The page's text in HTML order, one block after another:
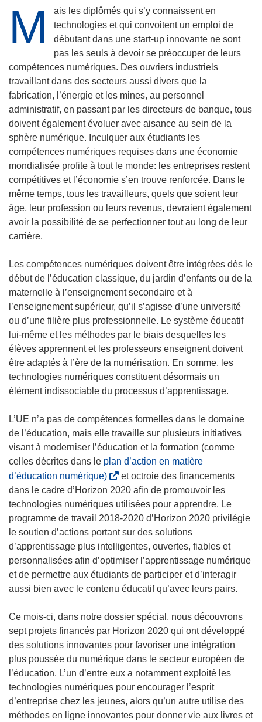
M
ais les diplômés qui s’y connaissent en
technologies et qui convoitent un emploi de
débutant dans une start-up innovante ne sont
pas les seuls à devoir se préoccuper de leurs
compétences numériques. Des ouvriers industriels
travaillant dans des secteurs aussi divers que la
fabrication, l’énergie et les mines, au personnel
administratif, en passant par les directeurs de banque, tous
doivent également évoluer avec aisance au sein de la
sphère numérique. Inculquer aux étudiants les
compétences numériques requises dans une économie
mondialisée profite à tout le monde: les entreprises restent
compétitives et l’économie s’en trouve renforcée. Dans le
même temps, tous les travailleurs, quels que soient leur
âge, leur profession ou leurs revenus, devraient également
avoir la possibilité de se perfectionner tout au long de leur
carrière.
Les compétences numériques doivent être intégrées dès le
début de l’éducation classique, du jardin d’enfants ou de la
maternelle à l’enseignement secondaire et à
l’enseignement supérieur, qu’il s’agisse d’une université
ou d’une filière plus professionnelle. Le système éducatif
lui-même et les méthodes par le biais desquelles les
élèves apprennent et les professeurs enseignent doivent
être adaptés à l’ère de la numérisation. En somme, les
technologies numériques constituent désormais un
élément indissociable du processus d’apprentissage.
L’UE n’a pas de compétences formelles dans le domaine
de l’éducation, mais elle travaille sur plusieurs initiatives
visant à moderniser l’éducation et la formation (comme
celles décrites dans le plan d’action en matière
d’éducation numérique)(
s
’
o
u
v
r
e
d
n
s
u
n
e
n
o
u
et octroie des financements
dans le cadre d’Horizon 2020 afin de promouvoir les
technologies numériques utilisées pour apprendre. Le
programme de travail 2018-2020 d’Horizon 2020 privilégie
le soutien d’actions portant sur des solutions
d’apprentissage plus intelligentes, ouvertes, fiables et
personnalisées afin d’optimiser l’apprentissage numérique
et de permettre aux étudiants de participer et d’interagir
aussi bien avec le contenu éducatif qu’avec leurs pairs.
Ce mois-ci, dans notre dossier spécial, nous découvrons
sept projets financés par Horizon 2020 qui ont développé
des solutions innovantes pour favoriser une intégration
plus poussée du numérique dans le secteur européen de
l’éducation. L’un d’entre eux a notamment exploité les
technologies numériques pour encourager l’esprit
d’entreprise chez les jeunes, alors qu’un autre utilise des
méthodes en ligne innovantes pour donner vie aux livres et